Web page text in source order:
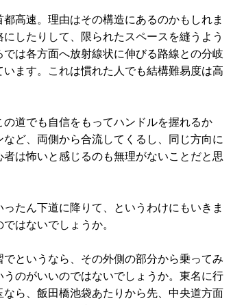
高速。理由はその構造にあるのかもしれま
したりして、限られたスペースを縫うよう
は各方面へ放射線状に伸びる路線との分岐
ます。これは慣れた人でも結構難易度は高
道でも自信をもってハンドルを握れるか
ど、両側から合流してくるし、同じ方向に
は怖いと感じるのも無理がないことだと思
たん下道に降りて、というわけにもいきま
はないでしょうか。
というなら、その外側の部分から乗ってみ
のがいいのではないでしょうか。東名に行
ら、飯田橋池袋あたりから先、中央道方面